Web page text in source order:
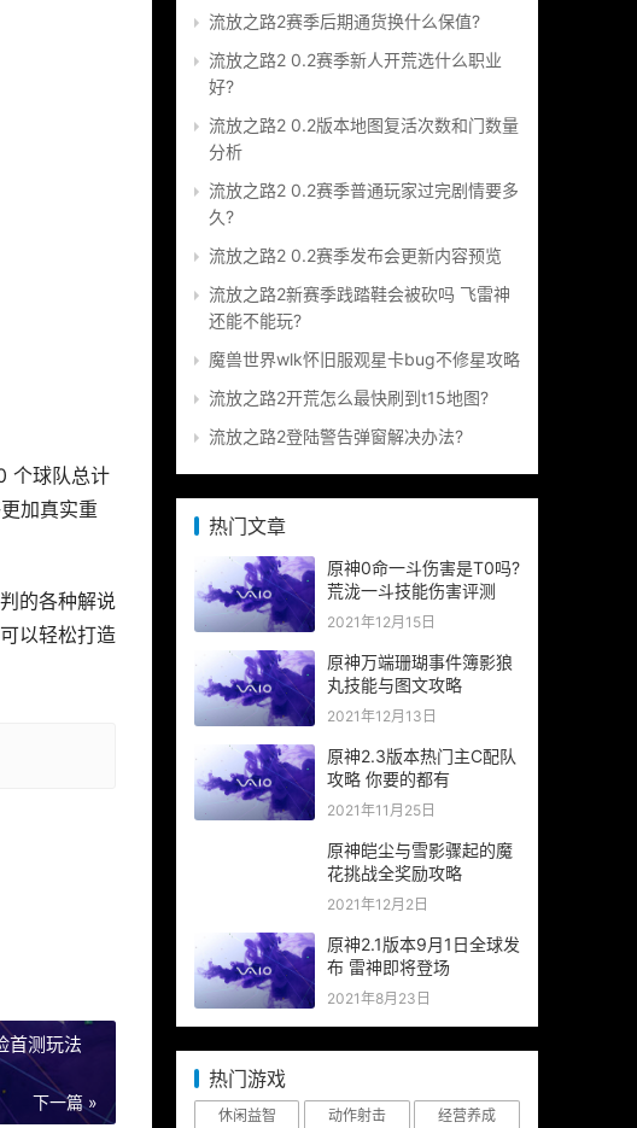
个球队总计
加真实重
的各种解说
以轻松打造
首测玩法
下一篇 »
流放之路2赛季后期通货换什么保值?
流放之路2 0.2赛季新人开荒选什么职业
好?
流放之路2 0.2版本地图复活次数和门数量
分析
流放之路2 0.2赛季普通玩家过完剧情要多
久?
流放之路2 0.2赛季发布会更新内容预览
流放之路2新赛季践踏鞋会被砍吗 飞雷神
还能不能玩?
魔兽世界wlk怀旧服观星卡bug不修星攻略
流放之路2开荒怎么最快刷到t15地图?
流放之路2登陆警告弹窗解决办法?
热门文章
原神0命一斗伤害是T0吗?
荒泷一斗技能伤害评测
2021年12月15日
原神万端珊瑚事件簿影狼
丸技能与图文攻略
2021年12月13日
原神2.3版本热门主C配队
攻略 你要的都有
2021年11月25日
原神皑尘与雪影骤起的魔
花挑战全奖励攻略
2021年12月2日
原神2.1版本9月1日全球发
布 雷神即将登场
2021年8月23日
热门游戏
休闲益智 动作射击 经营养成